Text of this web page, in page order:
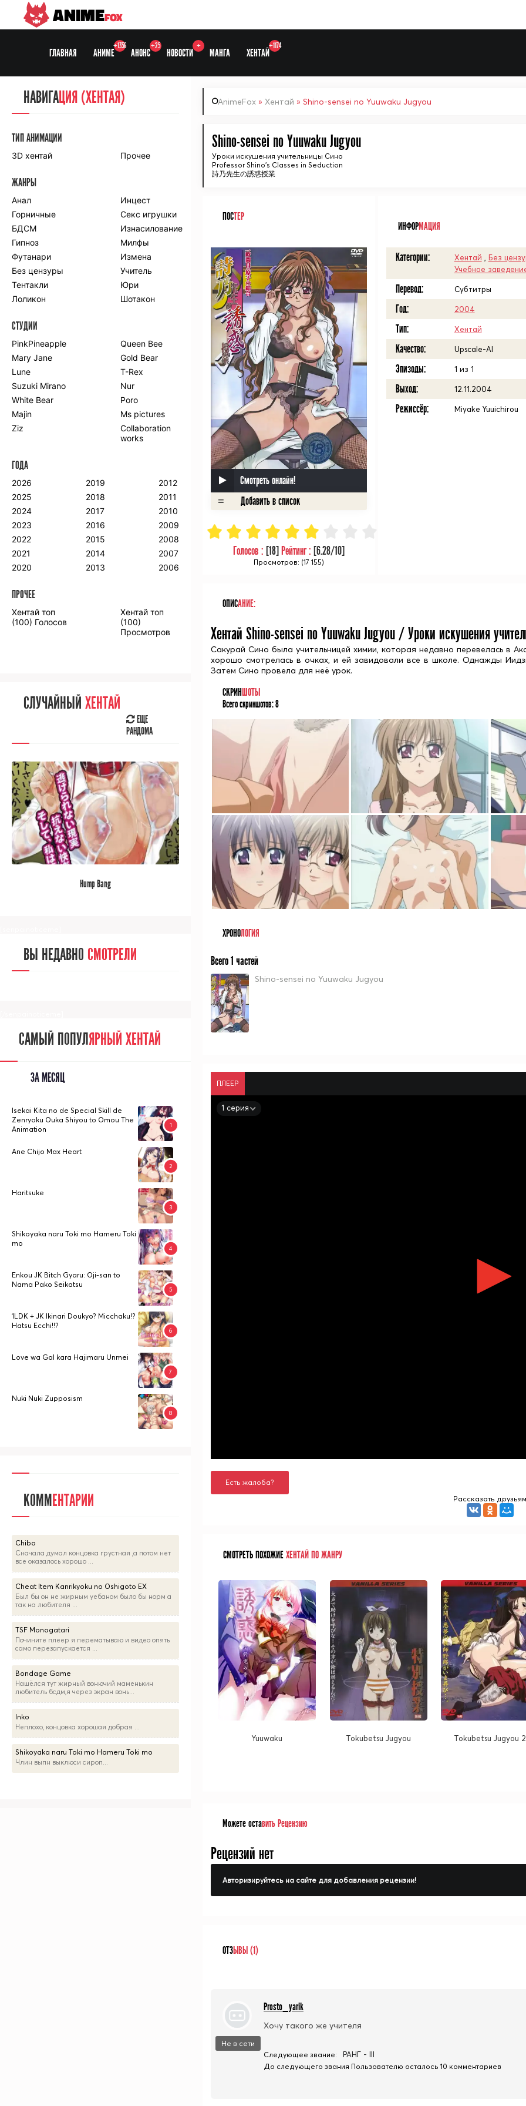
ANIMEFOX
ГЛАВНАЯ АНИМЕ
+1356
АНОНС
+25
НОВОСТИ
+
МАНГА ХЕНТАЙ
+1174
AnimeFox » Хентай » Shino-sensei no Yuuwaku Jugyou
Shino-sensei no Yuuwaku Jugyou
Уроки искушения учительницы Сино
Professor Shino's Classes in Seduction
詩乃先生の誘惑授業
ПОСТЕР
Смотреть онлайн!
Голосов : [18] Рейтинг : [6.28/10]
Просмотров: (17 155)
ИНФОРМАЦИЯ
Категории: Хентай Без
Учебное
Перевод: Субтитры
Год: 2004
Тип: Хентай
Качество: Upscale-AI
Эпизоды: 1 из 1
Выход: 12.11.2004
Режиссёр: Miyake Yuuichirou
ОПИСАНИЕ:
Хентай Shino-sensei no Yuuwaku Jugyou / Уроки искушения
Сакурай Сино была учительницей химии, которая недавно перевелась в
хорошо смотрелась в очках, и ей завидовали все в школе. Однажды
Затем Сино провела для неё урок.
СКРИНШОТЫ
Всего скриншотов:8
ХРОНОЛОГИЯ
Всего 1 частей
Shino-sensei no Yuuwaku Jugyou
ПЛЕЕР
1 серия
Есть жалоба?
Рассказать друзьям
СМОТРЕТЬ ПОХОЖИЕХЕНТАЙ ПО ЖАНРУ
Yuuwaku Tokubetsu Jugyou Tokubetsu Jugyou 2
Можете оставить Рецензию
Рецензий нет
Авторизируйтесь на сайте для добавления рецензии!
ОТЗЫВЫ (1)
Не в сети
Prosto_yarik
Хочу такого же учителя
Следующее звание: РАНГ - III
До следующего звания Пользователю осталось 10 комментариев
НАВИГАЦИЯ
СЕЗОНЫ
Anidub
Animedia
Kansai studio
Onibaku
Shiza project
ПО ЖАНРАМ
Комедия
Приключения
Романтика
Школа
Этти
Боевые
искусства
Гарем
Драма
Игры
Исторический
Магия
Фантастика
Фэнтези
Мистика
Попаданцы в
другой мир
Хентай
ПО ГОДУ
2023
2022
2021
2020
2019
2018
2017
2016
2013
2012
2011
2010
2009
2008
2005
2004
2003
2002
2001
2000
ПРОЧЕЕ
Аниме фильмы Аниме OVA
СЛУЧАЙНОЕ АНИМЕ
РАНДОМА
ВЫ НЕДАВНОСМОТРЕЛИ
[/senpainoticeme]
САМЫЙ ПОПУЛЯРНЫЙ АНИМЕ
НАВИГАЦИЯ (ХЕНТАЯ)
ТИП АНИМАЦИИ
3D хентай Прочее
ЖАНРЫ
Анал
Инцест
Горничные
Секс игрушки
БДСМ
Изнасилование
Гипноз
Милфы
Футанари
Измена
Без цензуры
Учитель
Тентакли
Юри
Лоликон
Шотакон
СТУДИИ
PinkPineapple
Queen Bee
Mary Jane
Gold Bear
Lune
T-Rex
Suzuki Mirano
Nur
White Bear
Poro
Majin
Ms pictures
Ziz
Collaboration
works
ГОДА
2026
2025
2024
2023
2022
2021
2020
2019
2018
2017
2016
2015
2014
2013
2012
2011
2010
2009
2008
2007
2006
ПРОЧЕЕ
Хентай топ
(100) Голосов
Хентай топ
(100)
Просмотров
СЛУЧАЙНЫЙ ХЕНТАЙ
ЕЩЕ
РАНДОМА
Hump Bang
ВЫ НЕДАВНО СМОТРЕЛИ
САМЫЙ ПОПУЛЯРНЫЙ ХЕНТАЙ
ЗА МЕСЯЦ
Isekai Kita no de Special Skill de
Zenryoku Ouka Shiyou to Omou The
Animation
Ane Chijo Max Heart
Haritsuke
Shikoyaka naru Toki mo Hameru Toki
mo
Enkou JK Bitch Gyaru: Oji-san to
Nama Pako Seikatsu
1LDK + JK Ikinari Doukyo? Micchaku!?
Hatsu Ecchi!!?
Love wa Gal kara Hajimaru Unmei
Nuki Nuki Zupposism
КОММЕНТАРИИ
Chibo
Сначала думал концовка грустная ,а потом нет
все оказалось хорошо ...
Cheat Item Kanrikyoku no Oshigoto EX
Был бы он не жирным уебаном было бы норм а
так на любителя ...
TSF Monogatari
Почините плеер я перематываю и видео опять
само перезапускается ...
Bondage Game
Нашёлся тут жирный вонючий маменькин
любитель бсдм,я через экран вонь...
Inko
Неплохо, концовка хорошая добрая ...
Shikoyaka naru Toki mo Hameru Toki mo
Члин выпн выклюси сироп...